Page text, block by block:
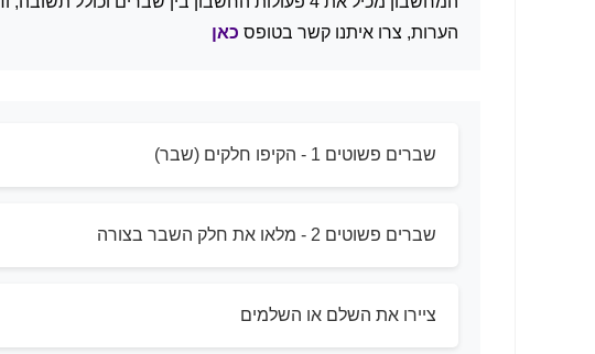
הערות, צרו איתנו קשר בטופס כאן
שברים פשוטים 1 - הקיפו חלקים (שבר)
שברים פשוטים 2 - מלאו את חלק השבר בצורה
ציירו את השלם או השלמים